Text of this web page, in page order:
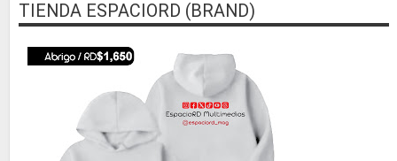
TIENDA ESPACIORD (BRAND)